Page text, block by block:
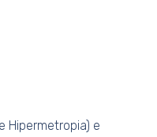
Hipermetropia) e